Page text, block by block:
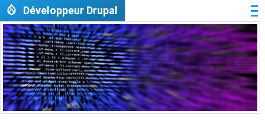
Aller au contenu principal
Développeur Drupal
Image